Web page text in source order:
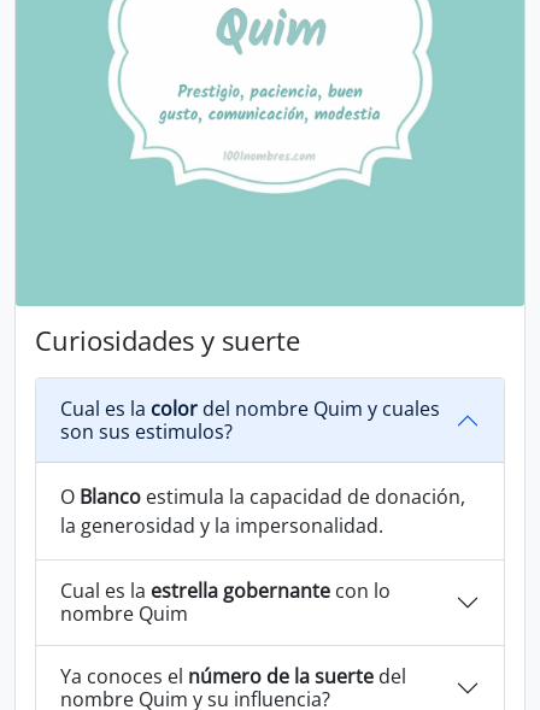
Curiosidades y suerte
Cual es la color del nombre Quim y cuales
son sus estimulos?
O Blanco estimula la capacidad de donación,
la generosidad y la impersonalidad.
Cual es la estrella gobernante con lo
nombre Quim
Ya conoces el número de la suerte del
nombre Quim y su influencia?